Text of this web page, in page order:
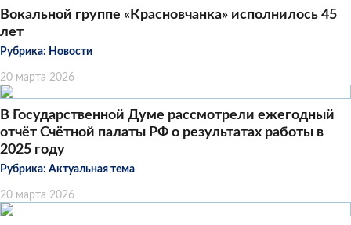
Вокальной группе «Красновчанка» исполнилось 45
лет
Рубрика: Новости
20 марта 2026
В Государственной Думе рассмотрели ежегодный
отчёт Счётной палаты РФ о результатах работы в
2025 году
Рубрика: Актуальная тема
20 марта 2026